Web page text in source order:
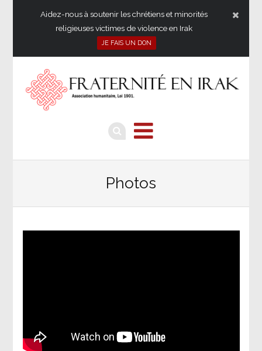
Aidez-nous à soutenir les chrétiens et minorités
religieuses victimes de violence en Irak
JE FAIS UN DON
Photos